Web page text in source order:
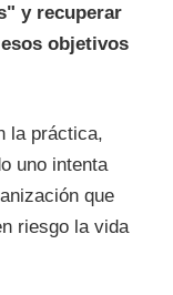
y recuperar
objetivos
la práctica,
uno intenta
que
riesgo la vida